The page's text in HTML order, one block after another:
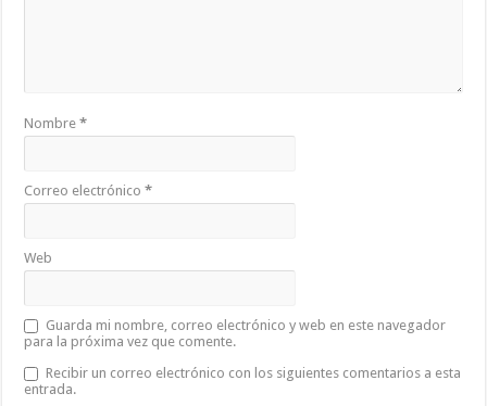
Nombre*
Correo electrónico*
Web
Guarda mi nombre, correo electrónico y web en este navegador
para la próxima vez que comente.
Recibir un correo electrónico con los siguientes comentarios a esta
entrada.